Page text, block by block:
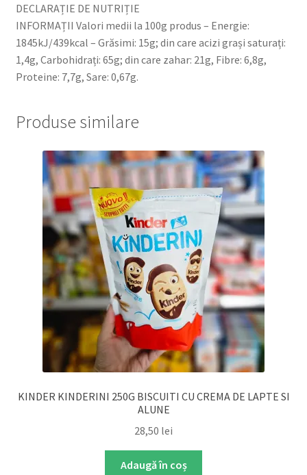
DECLARAȚIE DE NUTRIȚIE
INFORMAȚII Valori medii la 100g produs – Energie:
1845kJ/439kcal – Grăsimi: 15g; din care acizi grași saturați:
1,4g, Carbohidrați: 65g; din care zahar: 21g, Fibre: 6,8g,
Proteine: 7,7g, Sare: 0,67g.
Produse similare
KINDER KINDERINI 250G BISCUITI CU CREMA DE LAPTE SI
ALUNE
28,50 lei
Adaugă în coș